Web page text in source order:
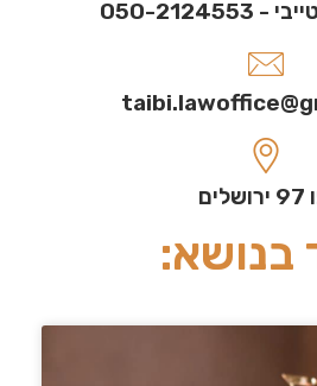
2124553
בנושא: